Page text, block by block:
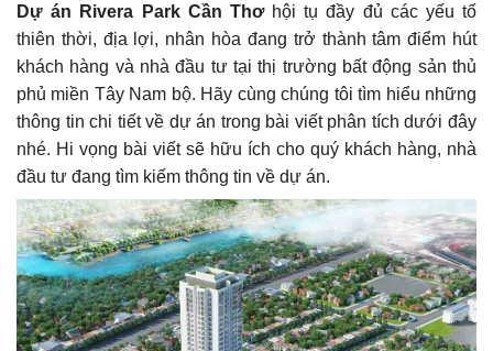
Dự án Rivera Park Cần Thơhội tụ đầy đủ các yếu tố
thiên thời, địa lợi, nhân hòa đang trở thành tâm điểm hút
khách hàng và nhà đầu tư tại thị trường bất động sản thủ
phủ miền Tây Nam bộ. Hãy cùng chúng tôi tìm hiểu những
thông tin chi tiết về dự án trong bài viết phân tích dưới đây
nhé. Hi vọng bài viết sẽ hữu ích cho quý khách hàng, nhà
đầu tư đang tìm kiếm thông tin về dự án.